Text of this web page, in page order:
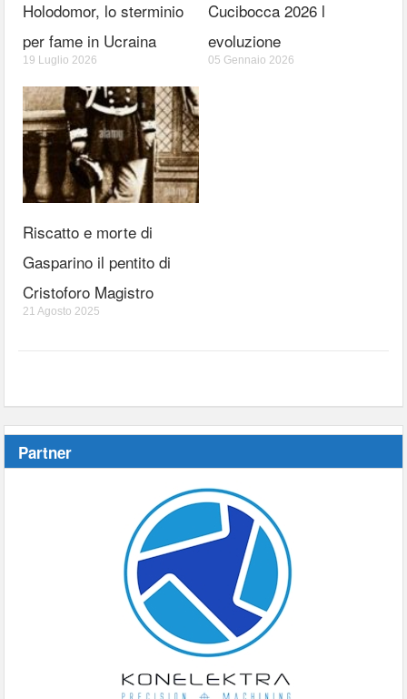
Holodomor, lo sterminio
per fame in Ucraina
19 Luglio 2026
Cucibocca 2026 l
evoluzione
05 Gennaio 2026
Riscatto e morte di
Gasparino il pentito di
Cristoforo Magistro
21 Agosto 2025
Partner